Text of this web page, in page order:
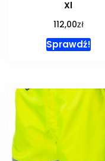
Xl
112,00zł
Sprawdź!